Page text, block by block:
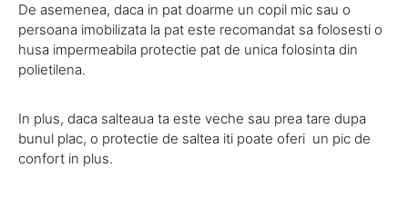
De asemenea, daca in pat doarme un copil mic sau o
persoana imobilizata la pat este recomandat sa folosesti o
husa impermeabila protectie pat de unica folosinta din
polietilena.
In plus, daca salteaua ta este veche sau prea tare dupa
bunul plac, o protectie de saltea iti poate oferi un pic de
confort in plus.